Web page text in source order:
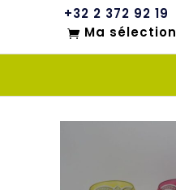
+32 2 372 92 19
Ma sélection